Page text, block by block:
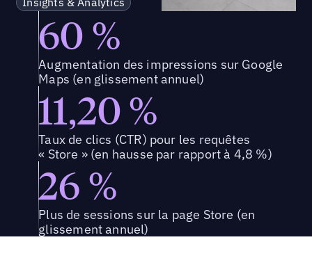
60 %
Augmentation des impressions sur Google
Maps (en glissement annuel)
11,20 %
Taux de clics (CTR) pour les requêtes
« Store » (en hausse par rapport à 4,8 %)
26 %
Plus de sessions sur la page Store (en
glissement annuel)